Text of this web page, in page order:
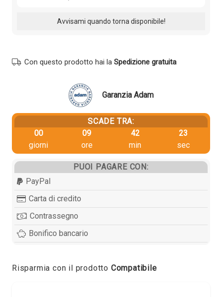
Con questo prodotto hai la Spedizione gratuita
Garanzia Adam
SCADE TRA:
00
giorni
09
ore
42
min
23
sec
PUOI PAGARE CON:
PayPal
Carta di credito
Contrassegno
Bonifico bancario
Risparmia con il prodotto Compatibile